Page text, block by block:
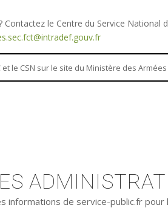
Contactez le Centre du Service National
et le CSN sur le site du Ministère des Armées
informations de service-public.fr pour